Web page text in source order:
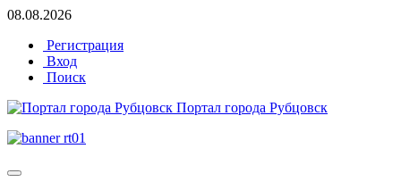
08.08.2026
Регистрация
Вход
Поиск
Портал города Рубцовск